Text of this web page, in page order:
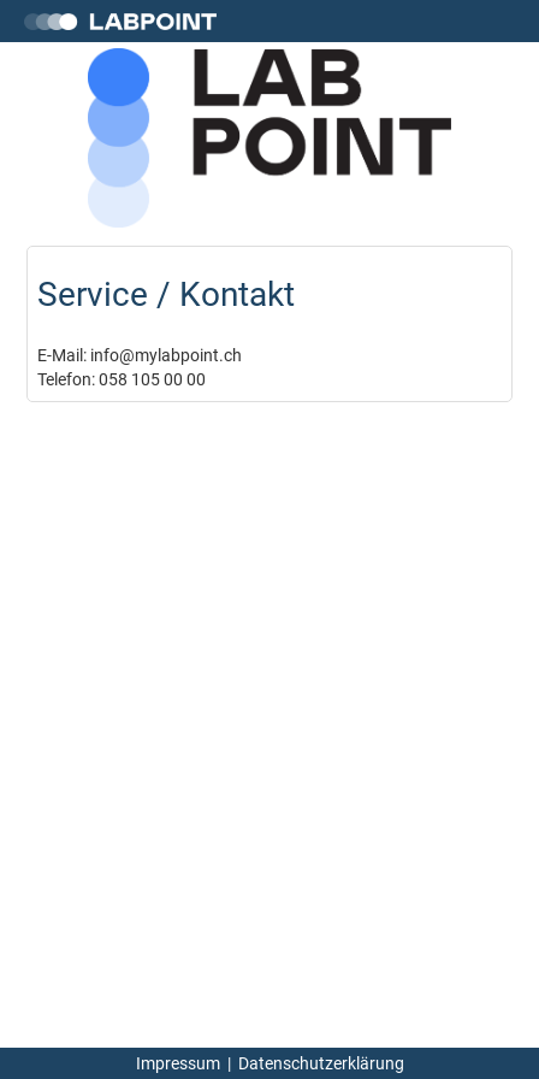
Service / Kontakt
E-Mail: info@mylabpoint.ch
Telefon: 058 105 00 00
Impressum | Datenschutzerklärung